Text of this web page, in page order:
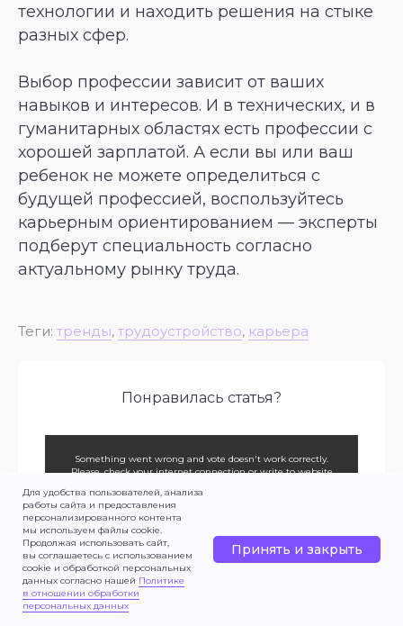
технологии и находить решения на стыке
разных сфер.
Выбор профессии зависит от ваших
навыков и интересов. И в технических, и в
гуманитарных областях есть профессии с
хорошей зарплатой. А если вы или ваш
ребенок не можете определиться с
будущей профессией, воспользуйтесь
карьерным ориентированием — эксперты
подберут специальность согласно
актуальному рынку труда.
Теги: тренды, трудоустройство, карьера
Понравилась статья?
Something went wrong and vote doesn't work correctly.
Please, check your internet connection or write to website
Вам будет интересно
Для удобства пользователей, анализа
работы сайта и предоставления
персонализированного контента
мы используем файлы cookie.
Продолжая использовать сайт,
вы соглашаетесь с использованием
cookie и обработкой персональных
данных согласно нашей Политике
в отношении обработки
персональных данных
Принять и закрыть